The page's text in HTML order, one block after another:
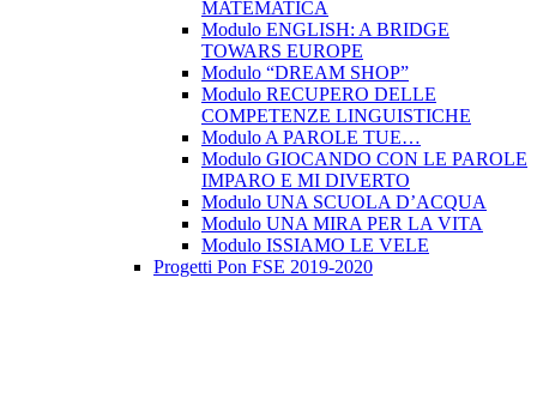
MATEMATICA
Modulo ENGLISH: A BRIDGE
TOWARS EUROPE
Modulo “DREAM SHOP”
Modulo RECUPERO DELLE
COMPETENZE LINGUISTICHE
Modulo A PAROLE TUE…
Modulo GIOCANDO CON LE PAROLE
IMPARO E MI DIVERTO
Modulo UNA SCUOLA D’ACQUA
Modulo UNA MIRA PER LA VITA
Modulo ISSIAMO LE VELE
Progetti Pon FSE 2019-2020